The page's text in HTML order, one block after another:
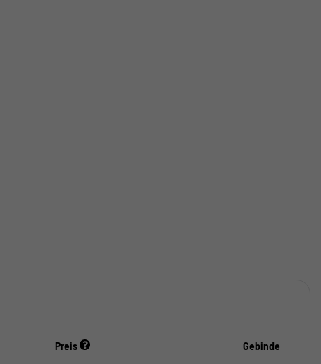
Preis Gebinde